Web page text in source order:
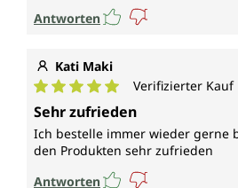
Antworten
Kati Maki
Durchschnittliche Bewertung
Verifizierter Kauf
Sehr zufrieden
Ich bestelle immer wieder gerne
den Produkten sehr zufrieden
Antworten